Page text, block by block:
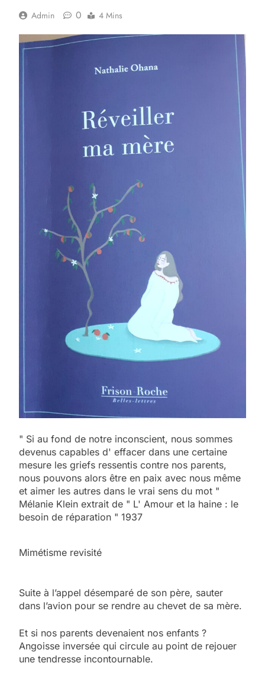
Admin 0 4 Mins
" Si au fond de notre inconscient, nous sommes
devenus capables d' effacer dans une certaine
mesure les griefs ressentis contre nos parents,
nous pouvons alors être en paix avec nous même
et aimer les autres dans le vrai sens du mot "
Mélanie Klein extrait de " L' Amour et la haine : le
besoin de réparation " 1937
Mimétisme revisité
Suite à l’appel désemparé de son père, sauter
dans l’avion pour se rendre au chevet de sa mère.
Et si nos parents devenaient nos enfants ?
Angoisse inversée qui circule au point de rejouer
une tendresse incontournable.